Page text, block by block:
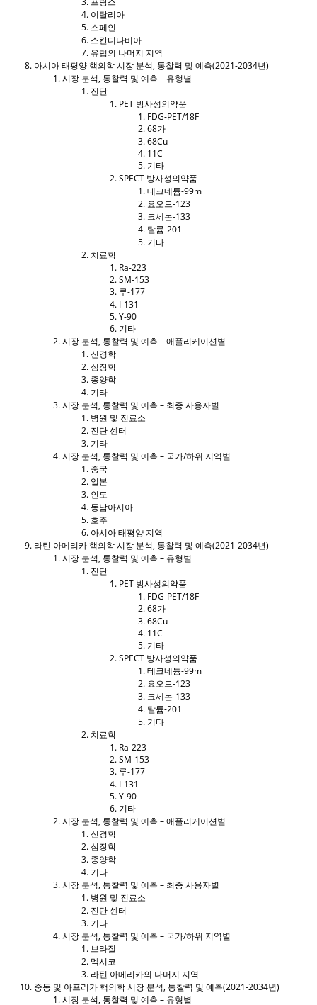
이탈리아
스페인
스칸디나비아
유럽의 나머지 지역
아시아 태평양 핵의학 시장 분석, 통찰력 및 예측(2021-2034년)
시장 분석, 통찰력 및 예측 – 유형별
진단
PET 방사성의약품
FDG-PET/18F
68가
68Cu
11C
기타
SPECT 방사성의약품
테크네튬-99m
요오드-123
크세논-133
탈륨-201
기타
치료학
Ra-223
SM-153
루-177
I-131
Y-90
기타
시장 분석, 통찰력 및 예측 – 애플리케이션별
신경학
심장학
종양학
기타
시장 분석, 통찰력 및 예측 – 최종 사용자별
병원 및 진료소
진단 센터
기타
시장 분석, 통찰력 및 예측 – 국가/하위 지역별
중국
일본
인도
동남아시아
호주
아시아 태평양 지역
라틴 아메리카 핵의학 시장 분석, 통찰력 및 예측(2021-2034년)
시장 분석, 통찰력 및 예측 – 유형별
진단
PET 방사성의약품
FDG-PET/18F
68가
68Cu
11C
기타
SPECT 방사성의약품
테크네튬-99m
요오드-123
크세논-133
탈륨-201
기타
치료학
Ra-223
SM-153
루-177
I-131
Y-90
기타
시장 분석, 통찰력 및 예측 – 애플리케이션별
신경학
심장학
종양학
기타
시장 분석, 통찰력 및 예측 – 최종 사용자별
병원 및 진료소
진단 센터
기타
시장 분석, 통찰력 및 예측 – 국가/하위 지역별
브라질
멕시코
라틴 아메리카의 나머지 지역
중동 및 아프리카 핵의학 시장 분석, 통찰력 및 예측(2021-2034년)
시장 분석, 통찰력 및 예측 – 유형별